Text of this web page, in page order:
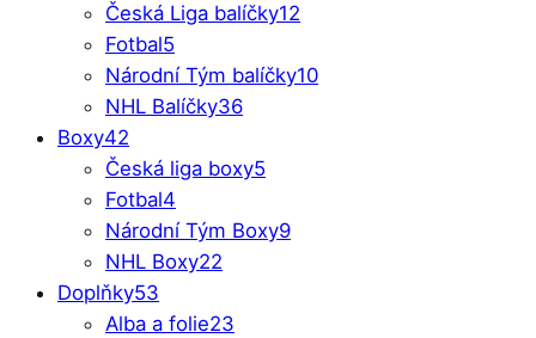
Česká Liga balíčky12
Fotbal5
Národní Tým balíčky10
NHL Balíčky36
Boxy42
Česká liga boxy5
Fotbal4
Národní Tým Boxy9
NHL Boxy22
Doplňky53
Alba a folie23